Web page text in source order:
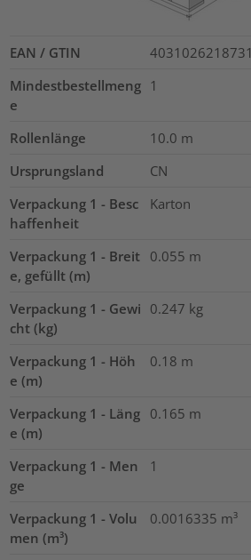
EAN / GTIN
4031026218731
Mindestbestellmeng
e
1
Rollenlänge 10.0 m
Ursprungsland
CN
Verpackung 1 - Besc
haffenheit
Karton
Verpackung 1 - Breit
e, gefüllt (m)
0.055 m
Verpackung 1 - Gewi
cht (kg)
0.247 kg
Verpackung 1 - Höh
e (m)
0.18 m
Verpackung 1 - Läng
e (m)
0.165 m
Verpackung 1 - Men
ge
1
Verpackung 1 - Volu
men (m³)
0.0016335 m³